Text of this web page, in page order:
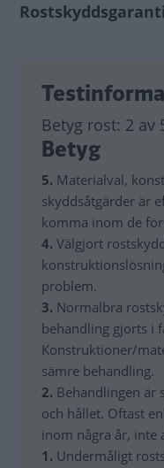
Betyg rost: 2 av
Betyg
5. Materialval,
skyddsåtgärder är
komma inom de
4. Välgjort
problem.
3. Normalbra
behandling gjorts i
Konstruktioner/
sämre behandling.
2. Behandlingen är
och hållet. Oftast
inom några år, inte
1. Undermåligt